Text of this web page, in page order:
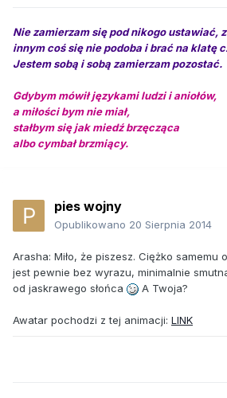
Nie zamierzam się pod nikogo ustawiać,
innym coś się nie podoba i brać na klatę
Jestem sobą i sobą zamierzam pozostać.
Gdybym mówił językami ludzi i aniołów,
a miłości bym nie miał,
stałbym się jak miedź brzęcząca
albo cymbał brzmiący.
pies wojny
Opublikowano 20 Sierpnia 2014
Arasha: Miło, że piszesz. Ciężko samemu
jest pewnie bez wyrazu, minimalnie
od jaskrawego słońca
A Twoja?
Awatar pochodzi z tej animacji: LINK